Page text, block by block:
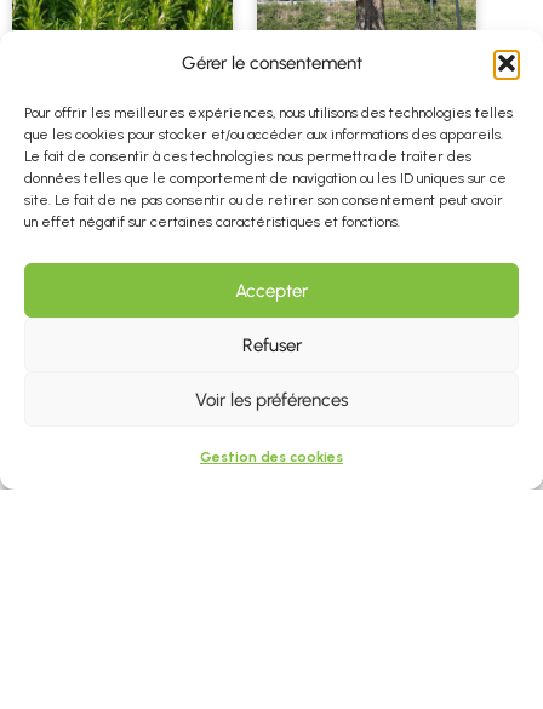
Gérer le consentement
Pour offrir les meilleures expériences, nous utilisons des technologies telles
que les cookies pour stocker et/ou accéder aux informations des appareils.
Le fait de consentir à ces technologies nous permettra de traiter des
données telles que le comportement de navigation ou les ID uniques sur ce
site. Le fait de ne pas consentir ou de retirer son consentement peut avoir
un effet négatif sur certaines caractéristiques et fonctions.
Accepter
Refuser
Voir les préférences
Gestion des cookies
Romarin
ROSMARINUS OFFICINALIS
Voir la fiche produit
Olivier
OLEA
EUROPAEA
Voir la fiche produit